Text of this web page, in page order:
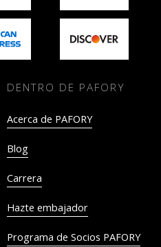
DENTRO DE PAFORY
Acerca de PAFORY
Blog
Carrera
Hazte embajador
Programa de Socios PAFORY